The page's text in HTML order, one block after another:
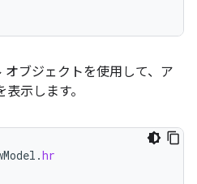
ブジェクトを使用して、ア
示します。
.hr